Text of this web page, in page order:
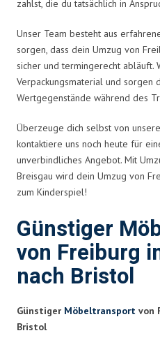
zahlst, die du tatsächlich in
Unser Team besteht aus
sorgen, dass dein Umzug von
sicher und termingerecht
Verpackungsmaterial und sorgen
Wertgegenstände während des
Überzeuge dich selbst von
kontaktiere uns noch heute für
unverbindliches Angebot. Mit
Breisgau wird dein Umzug von
zum Kinderspiel!
Günstiger
von Freiburg
nach Bristol
Günstiger Möbeltransport von
Bristol